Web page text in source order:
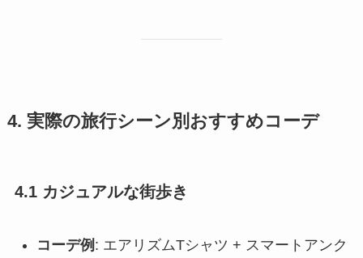
4. 実際の旅行シーン別おすすめコーデ
4.1 カジュアルな街歩き
コーデ例 : エアリズムTシャツ + スマートアンク